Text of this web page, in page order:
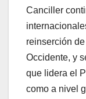
Canciller
reinserción
Occidente, y
que lidera el
como a nivel